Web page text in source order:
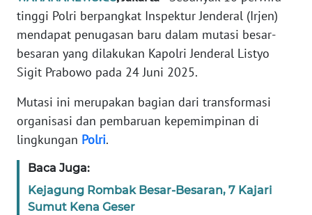
tinggi Polri berpangkat Inspektur Jenderal (Irjen)
mendapat penugasan baru dalam mutasi besar-
besaran yang dilakukan Kapolri Jenderal Listyo
Sigit Prabowo pada 24 Juni 2025.
Mutasi ini merupakan bagian dari transformasi
organisasi dan pembaruan kepemimpinan di
lingkungan Polri.
Baca Juga:
Kejagung Rombak Besar-Besaran, 7 Kajari
Sumut Kena Geser
Informasi
INDEKS
BERITA
KAMI
INFO
TENTANG
KAMI